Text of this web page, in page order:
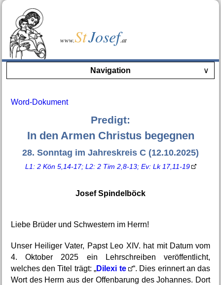
www.StJosef.at
Navigation ∨
Word-Dokument
Predigt:
In den Armen Christus begegnen
28. Sonntag im Jahreskreis C (12.10.2025)
L1: 2 Kön 5,14-17; L2: 2 Tim 2,8-13; Ev: Lk 17,11-19
Josef Spindelböck
Liebe Brüder und Schwestern im Herrn!
Unser Heiliger Vater, Papst Leo XIV. hat mit Datum vom
4. Oktober 2025 ein Lehrschreiben veröffentlicht,
welches den Titel trägt: „Dilexi te
“. Dies erinnert an das
Wort des Herrn aus der Offenbarung des Johannes. Dort